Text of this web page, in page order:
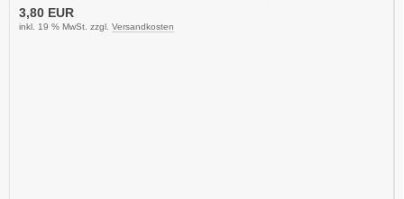
3,80 EUR
inkl. 19 % MwSt. zzgl. Versandkosten